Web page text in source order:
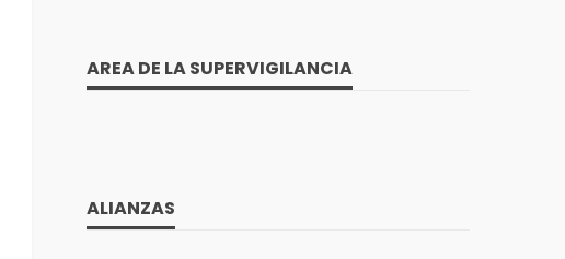
AREA DE LA SUPERVIGILANCIA
ALIANZAS